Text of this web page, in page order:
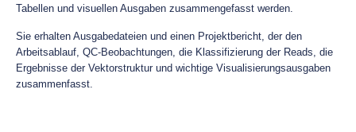
Tabellen und visuellen Ausgaben zusammengefasst werden.
Sie erhalten Ausgabedateien und einen Projektbericht, der den
Arbeitsablauf, QC-Beobachtungen, die Klassifizierung der Reads, die
Ergebnisse der Vektorstruktur und wichtige Visualisierungsausgaben
zusammenfasst.